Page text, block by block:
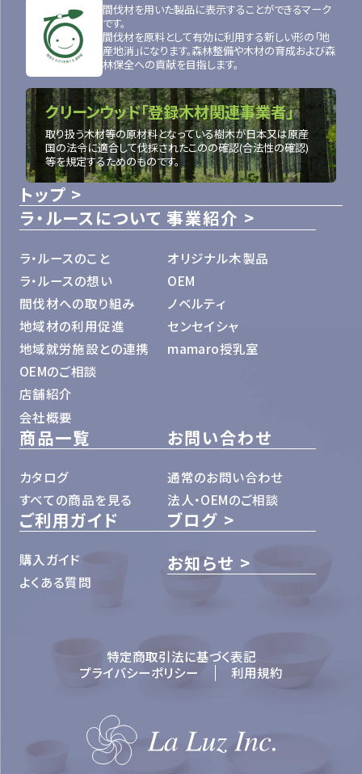
トップ
ラ・ルースについて
ラ・ルースのこと
ラ・ルースの想い
間伐材への取り組み
地域材の利用促進
地域就労施設との連携
OEMのご相談
店舗紹介
会社概要
事業紹介
オリジナル木製品
OEM
ノベルティ
センセイシャ
mamaro授乳室
商品一覧
カタログ
すべての商品を見る
お問い合わせ
通常のお問い合わせ
法人・OEMのご相談
ご利用ガイド
購入ガイド
よくある質問
ブログ
お知らせ
間伐材を用いた製品に表示することができるマーク
です。
間伐材を原料として有効に利用する新しい形の「地
産地消」になります。森林整備や木材の育成および森
林保全への貢献を目指します。
クリーンウッド「登録木材関連事業者」
取り扱う木材等の原材料となっている樹木が日本又は原産
国の法令に適合して伐採されたこのの確認(合法性の確認)
等を規定するためのものです。
特定商取引法に基づく表記
プライバシーポリシー
利用規約